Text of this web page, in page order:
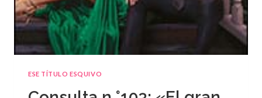
ESE TÍTULO ESQUIVO